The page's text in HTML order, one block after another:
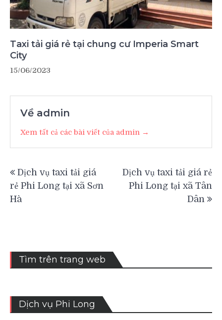
Taxi tải giá rẻ tại chung cư Imperia Smart
City
15/06/2023
Về admin
Xem tất cả các bài viết của admin →
hướng
bài
Dịch vụ taxi tải giá
rẻ Phi Long tại xã Sơn
Hà
Dịch vụ taxi tải giá rẻ
Phi Long tại xã Tân
Dân
Tìm trên trang web
Dịch vụ Phi Long